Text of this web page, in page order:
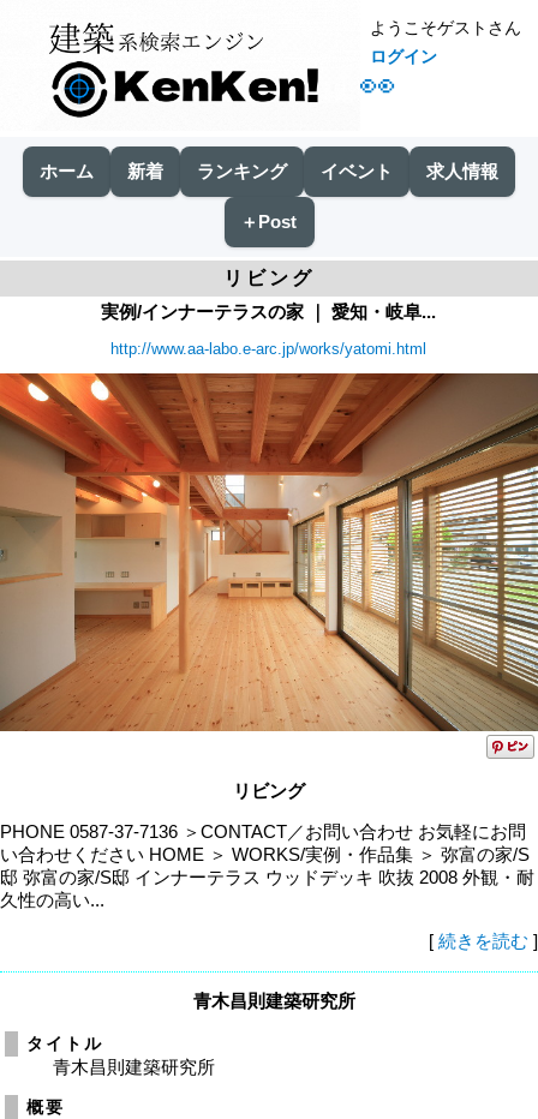
👀
ようこそゲストさん
ログイン
ホーム 新着 ランキング イベント 求人情報
＋Post
リビング
実例/インナーテラスの家 ｜ 愛知・岐阜...
http://www.aa-labo.e-arc.jp/works/yatomi.html
リビング
PHONE 0587-37-7136 ＞CONTACT／お問い合わせ お気軽にお問
い合わせください HOME ＞ WORKS/実例・作品集 ＞ 弥富の家/S
邸 弥富の家/S邸 インナーテラス ウッドデッキ 吹抜 2008 外観・耐
久性の高い...
[ 続きを読む ]
青木昌則建築研究所
タイトル
青木昌則建築研究所
概要